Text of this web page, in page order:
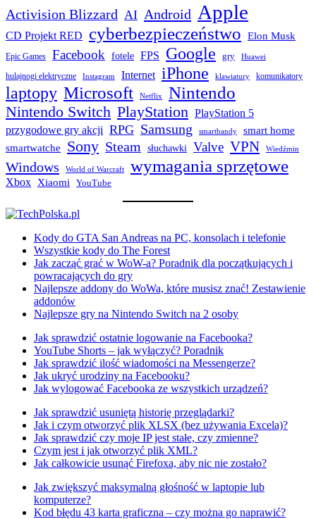
Activision Blizzard AI Android Apple
CD Projekt RED cyberbezpieczeństwo Elon Musk
Epic Games Facebook fotele FPS Google gry Huawei
hulajnogi elektryczne Instagram Internet iPhone klawiatury komunikatory
laptopy Microsoft Netflix Nintendo
Nintendo Switch PlayStation PlayStation 5
przygodowe gry akcji RPG Samsung smartbandy smart home
smartwatche Sony Steam słuchawki Valve VPN Wiedźmin
Windows World of Warcraft wymagania sprzętowe
Xbox Xiaomi YouTube
Kody do GTA San Andreas na PC, konsolach i telefonie
Wszystkie kody do The Forest
Jak zacząć grać w WoW-a? Poradnik dla początkujących i
powracających do gry
Najlepsze addony do WoWa, które musisz znać! Zestawienie
addonów
Najlepsze gry na Nintendo Switch na 2 osoby
Jak sprawdzić ostatnie logowanie na Facebooka?
YouTube Shorts – jak wyłączyć? Poradnik
Jak sprawdzić ilość wiadomości na Messengerze?
Jak ukryć urodziny na Facebooku?
Jak wylogować Facebooka ze wszystkich urządzeń?
Jak sprawdzić usuniętą historię przeglądarki?
Jak i czym otworzyć plik XLSX (bez używania Excela)?
Jak sprawdzić czy moje IP jest stałe, czy zmienne?
Czym jest i jak otworzyć plik XML?
Jak całkowicie usunąć Firefoxa, aby nic nie zostało?
Jak zwiększyć maksymalną głośność w laptopie lub
komputerze?
Kod błędu 43 karta graficzna – czy można go naprawić?